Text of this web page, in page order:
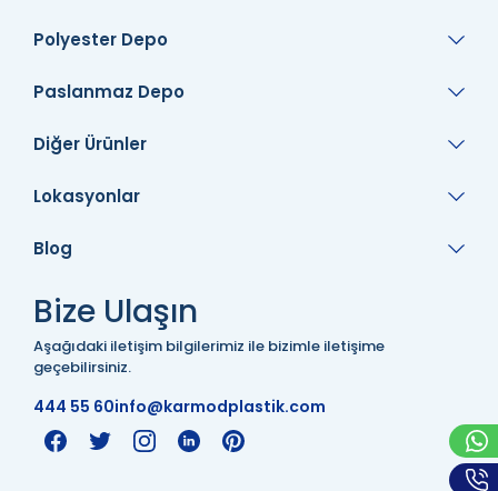
Polyester Depo
Paslanmaz Depo
Diğer Ürünler
Lokasyonlar
Bize Ulaşın
Aşağıdaki iletişim bilgilerimiz ile bizimle iletişime
geçebilirsiniz.
444 55 60info@karmodplastik.com
Blog